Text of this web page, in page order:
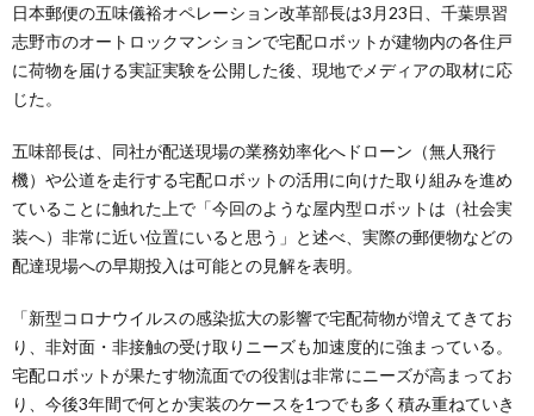
日本郵便の五味儀裕オペレーション改革部長は3月23日、千葉県習
志野市のオートロックマンションで宅配ロボットが建物内の各住戸
に荷物を届ける実証実験を公開した後、現地でメディアの取材に応
じた。
五味部長は、同社が配送現場の業務効率化へドローン（無人飛行
機）や公道を走行する宅配ロボットの活用に向けた取り組みを進め
ていることに触れた上で「今回のような屋内型ロボットは（社会実
装へ）非常に近い位置にいると思う」と述べ、実際の郵便物などの
配達現場への早期投入は可能との見解を表明。
「新型コロナウイルスの感染拡大の影響で宅配荷物が増えてきてお
り、非対面・非接触の受け取りニーズも加速度的に強まっている。
宅配ロボットが果たす物流面での役割は非常にニーズが高まってお
り、今後3年間で何とか実装のケースを1つでも多く積み重ねていき